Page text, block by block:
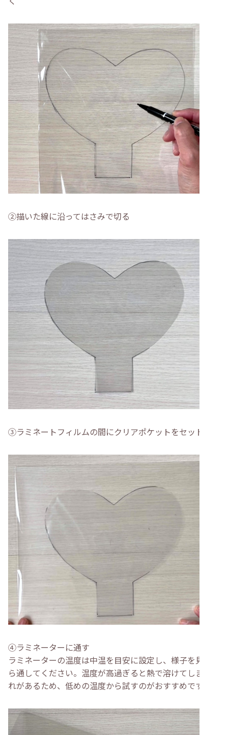
②描いた線に沿ってはさみで切る
➂ラミネートフィルムの間にクリアポケットをセットする
④ラミネーターに通す
ラミネーターの温度は中温を目安に設定し、様子を見なが
ら通してください。温度が高過ぎると熱で溶けてしまう恐
れがあるため、低めの温度から試すのがおすすめです。